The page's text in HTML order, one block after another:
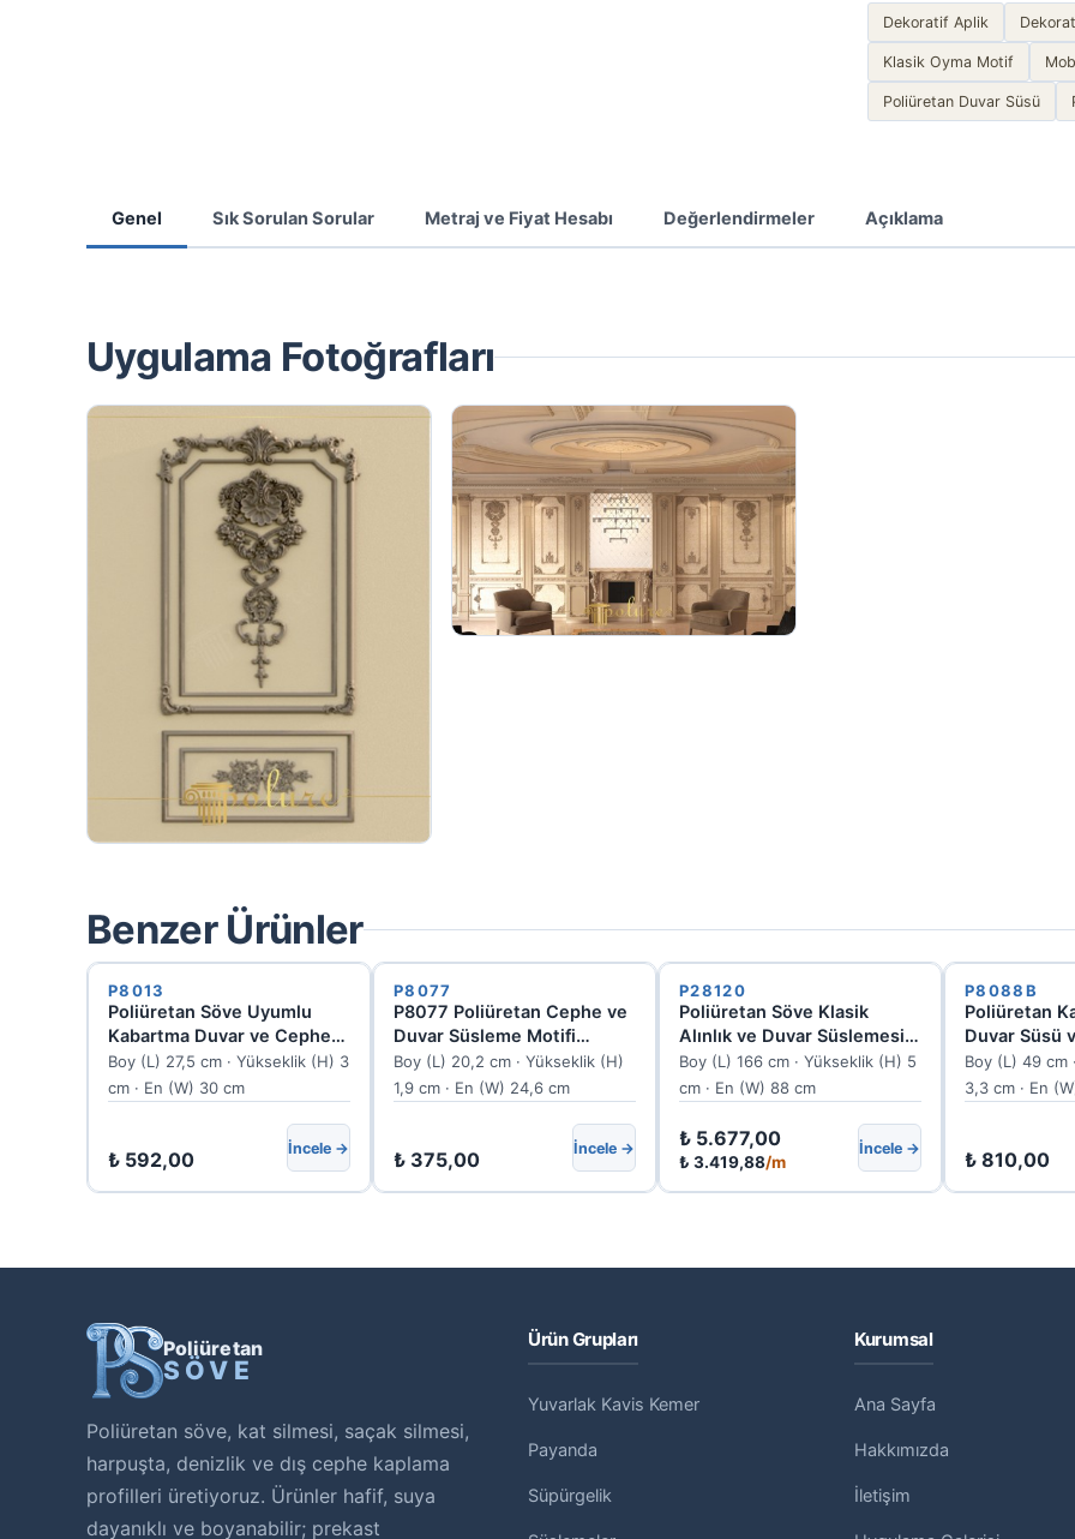
Dekoratif Aplik
Klasik Oyma Motif
Poliüretan Duvar Süsü
Genel Sık Sorulan Sorular Metraj ve Fiyat Hesabı Değerlendirmeler Açıklama
Uygulama Fotoğrafları
Benzer Ürünler
P8013
Poliüretan Söve Uyumlu
Kabartma Duvar ve Cephe
Motifi 30x27.5 cm
Boy (L) 27,5 cm · Yükseklik (H) 3
cm · En (W) 30 cm
₺ 592,00 İncele →
P8077
P8077 Poliüretan Cephe ve
Duvar Süsleme Motifi
24.6x20.2 cm
Boy (L) 20,2 cm · Yükseklik (H)
1,9 cm · En (W) 24,6 cm
₺ 375,00 İncele →
P28120
Poliüretan Söve Klasik
Alınlık ve Duvar Süslemesi
Modeli 166x88 cm P28120
Boy (L) 166 cm · Yükseklik (H) 5
cm · En (W) 88 cm
₺ 5.677,00
₺ 3.419,88/m
İncele →
P8088B
Poliüretan
Duvar Süsü
P8088B
Boy (L) 49 cm
3,3 cm · En
₺ 810,00
Poliüretan
SÖVE
Poliüretan söve, kat silmesi, saçak silmesi,
harpuşta, denizlik ve dış cephe kaplama
profilleri üretiyoruz. Ürünler hafif, suya
dayanıklı ve boyanabilir; prekast
Ürün Grupları
Yuvarlak Kavis Kemer
Payanda
Süpürgelik
Kurumsal
Ana Sayfa
Hakkımızda
İletişim